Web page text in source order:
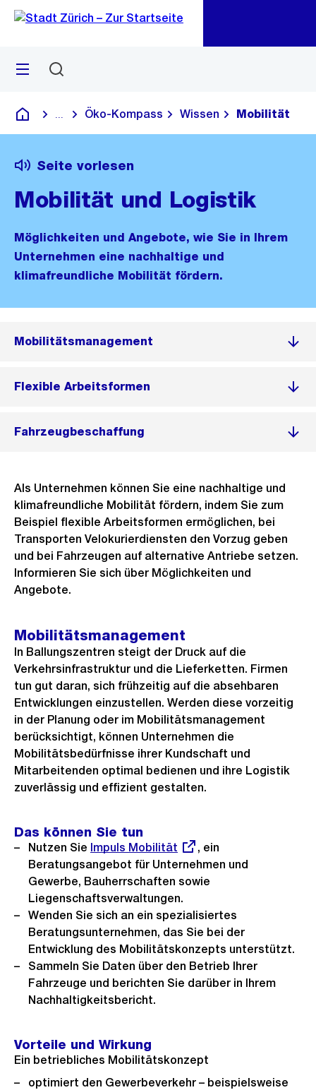
Navigation
Sprunglink
Menü
Deutsch
Blende alle Breadcrumbs ein
Öko-Kompass Wissen Mobilität
Seite vorlesen
Mobilität und Logistik
Möglichkeiten und Angebote, wie Sie in Ihrem
Unternehmen eine nachhaltige und
klimafreundliche Mobilität fördern.
Mobilitätsmanagement
Flexible Arbeitsformen
Fahrzeugbeschaffung
Als Unternehmen können Sie eine nachhaltige und
klimafreundliche Mobilität fördern, indem Sie zum
Beispiel flexible Arbeitsformen ermöglichen, bei
Transporten Velokurierdiensten den Vorzug geben
und bei Fahrzeugen auf alternative Antriebe setzen.
Informieren Sie sich über Möglichkeiten und
Angebote.
Mobilitätsmanagement
In Ballungszentren steigt der Druck auf die
Verkehrsinfrastruktur und die Lieferketten. Firmen
tun gut daran, sich frühzeitig auf die absehbaren
Entwicklungen einzustellen. Werden diese vorzeitig
in der Planung oder im Mobilitätsmanagement
berücksichtigt, können Unternehmen die
Mobilitätsbedürfnisse ihrer Kundschaft und
Mitarbeitenden optimal bedienen und ihre Logistik
zuverlässig und effizient gestalten.
Das können Sie tun
Nutzen Sie Externer
Link:
Impuls Mobilität
, ein
Beratungsangebot für Unternehmen und
Gewerbe, Bauherrschaften sowie
Liegenschaftsverwaltungen.
Wenden Sie sich an ein spezialisiertes
Beratungsunternehmen, das Sie bei der
Entwicklung des Mobilitätskonzepts unterstützt.
Sammeln Sie Daten über den Betrieb Ihrer
Fahrzeuge und berichten Sie darüber in Ihrem
Nachhaltigkeitsbericht.
Vorteile und Wirkung
Ein betriebliches Mobilitätskonzept
optimiert den Gewerbeverkehr – beispielsweise